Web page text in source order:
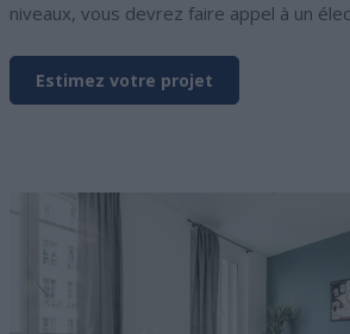
niveaux, vous devrez faire appel à un
Estimez votre projet